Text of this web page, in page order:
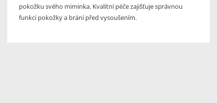
pokožku svého miminka. Kvalitní péče zajišťuje správnou
funkci pokožky a brání před vysoušením.